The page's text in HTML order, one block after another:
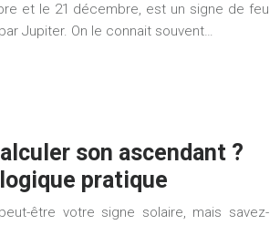
et le 21 décembre, est un signe de feu
Jupiter. On le connait souvent…
son ascendant ?
pratique
être votre signe solaire, mais savez-